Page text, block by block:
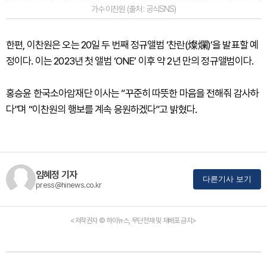
가수 이찬원 (출처 : 공식SNS)
한편, 이찬원은 오는 20일 두 번째 정규앨범 ‘찬란(燦爛)’을 발표할 예
정이다. 이는 2023년 첫 앨범 ‘ONE’ 이후 약 2년 만의 정규앨범이다.
홍승윤 한국소아암재단 이사는 “꾸준히 따뜻한 마음을 전해줘 감사하
다”며 “이찬원의 행보를 계속 응원하겠다”고 밝혔다.
임혜정 기자
press@hinews.co.kr
다른기사 보기
<저작권자 © 하이뉴스, 무단전재 및 재배포 금지>